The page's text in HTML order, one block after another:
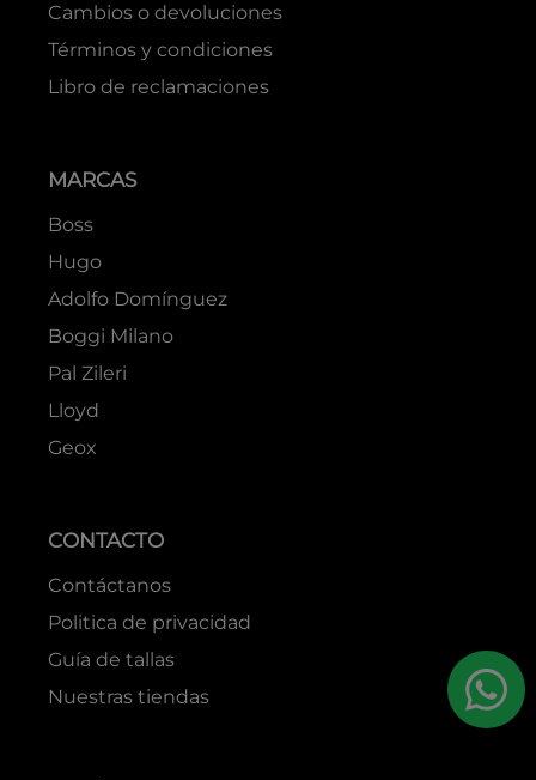
Cambios o devoluciones
Términos y condiciones
Libro de reclamaciones
MARCAS
Boss
Hugo
Adolfo Domínguez
Boggi Milano
Pal Zileri
Lloyd
Geox
CONTACTO
Contáctanos
Politica de privacidad
Guía de tallas
Nuestras tiendas